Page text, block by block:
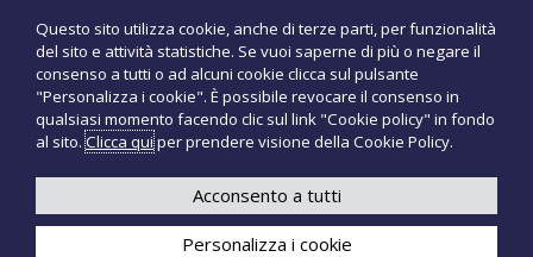
T
e
c
n
o
M
e
P
r
d
o
t
i
e
+39 3921526175
Questo sito utilizza cookie, anche di terze parti, per funzionalità
del sito e attività statistiche. Se vuoi saperne di più o negare il
consenso a tutti o ad alcuni cookie clicca sul pulsante
"Personalizza i cookie". È possibile revocare il consenso in
qualsiasi momento facendo clic sul link "Cookie policy" in fondo
al sito.Clicca quiper prendere visione della Cookie Policy.
Personalizza i cookie
Acconsento a tutti